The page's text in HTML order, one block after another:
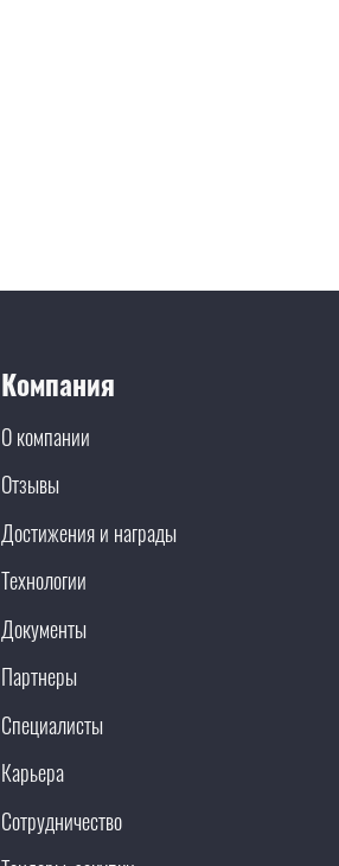
Компания
О компании
Отзывы
Достижения и награды
Технологии
Документы
Партнеры
Специалисты
Карьера
Сотрудничество